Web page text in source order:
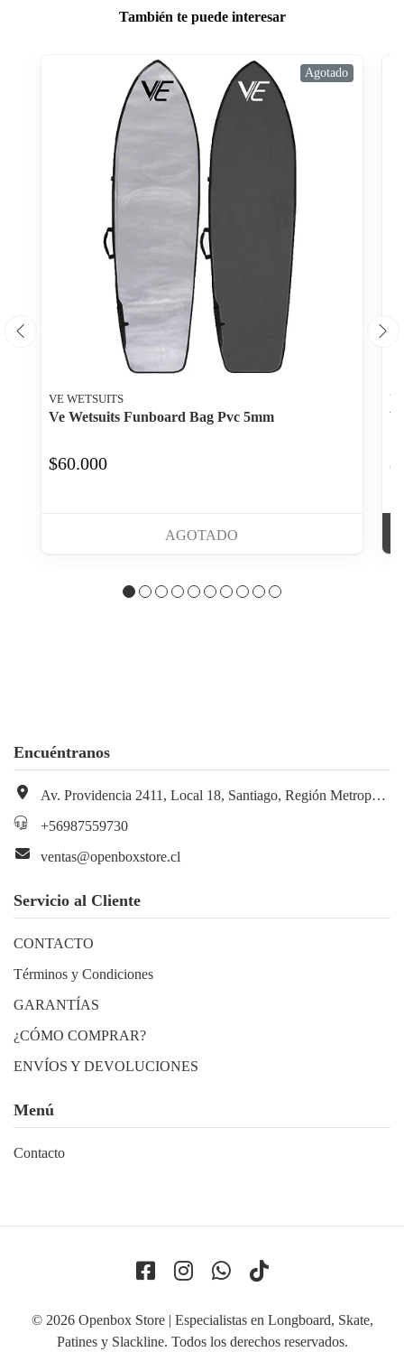
También te puede interesar
Agotado
VE WETSUITS
Ve Wetsuits Funboard Bag Pvc 5mm
$60.000
AGOTADO
Encuéntranos
Av. Providencia 2411, Local 18, Santiago, Región Metropolitana, Chile
+56987559730
ventas@openboxstore.cl
Servicio al Cliente
CONTACTO
Términos y Condiciones
GARANTÍAS
¿CÓMO COMPRAR?
ENVÍOS Y DEVOLUCIONES
Menú
Contacto
© 2026 Openbox Store | Especialistas en Longboard, Skate,
Patines y Slackline. Todos los derechos reservados.